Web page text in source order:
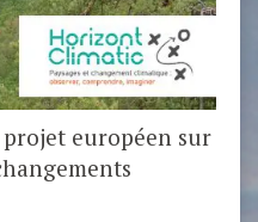
européen sur